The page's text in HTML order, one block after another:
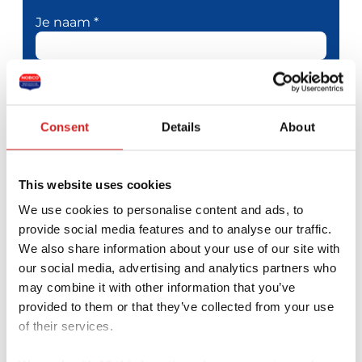
Consent Details About
This website uses cookies
We use cookies to personalise content and ads, to
provide social media features and to analyse our traffic.
We also share information about your use of our site with
our social media, advertising and analytics partners who
may combine it with other information that you’ve
provided to them or that they’ve collected from your use
of their services.
Je naam *